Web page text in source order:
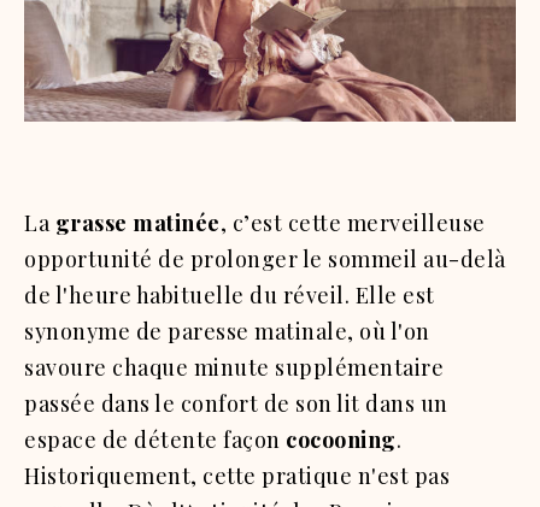
La grasse matinée, c’est cette merveilleuse
opportunité de prolonger le sommeil au-delà
de l'heure habituelle du réveil. Elle est
synonyme de paresse matinale, où l'on
savoure chaque minute supplémentaire
passée dans le confort de son lit dans un
espace de détente façon cocooning.
Historiquement, cette pratique n'est pas